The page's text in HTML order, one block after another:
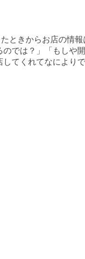
ときからお店の情
では？」「もしや
てくれてなによりで